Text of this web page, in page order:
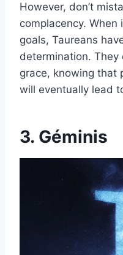
However, don’t
complacency.
goals, Taureans
determination.
grace, knowing that
will eventually lead
3. Géminis